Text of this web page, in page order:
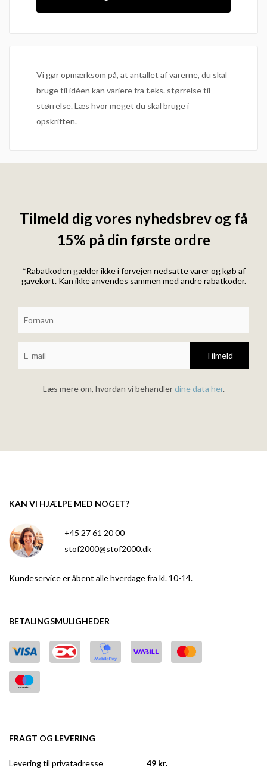
Vi gør opmærksom på, at antallet af varerne, du skal
bruge til idéen kan variere fra f.eks. størrelse til
størrelse. Læs hvor meget du skal bruge i
opskriften.
Tilmeld dig vores nyhedsbrev og få
15% på din første ordre
*Rabatkoden gælder ikke i forvejen nedsatte varer og køb af
gavekort. Kan ikke anvendes sammen med andre rabatkoder.
Tilmeld
Læs mere om, hvordan vi behandlerdine data her.
KAN VI HJÆLPE MED NOGET?
+45 27 61 20 00
stof2000@stof2000.dk
Kundeservice er åbent alle hverdage fra kl. 10-14.
BETALINGSMULIGHEDER
FRAGT OG LEVERING
Levering til privatadresse
49 kr.